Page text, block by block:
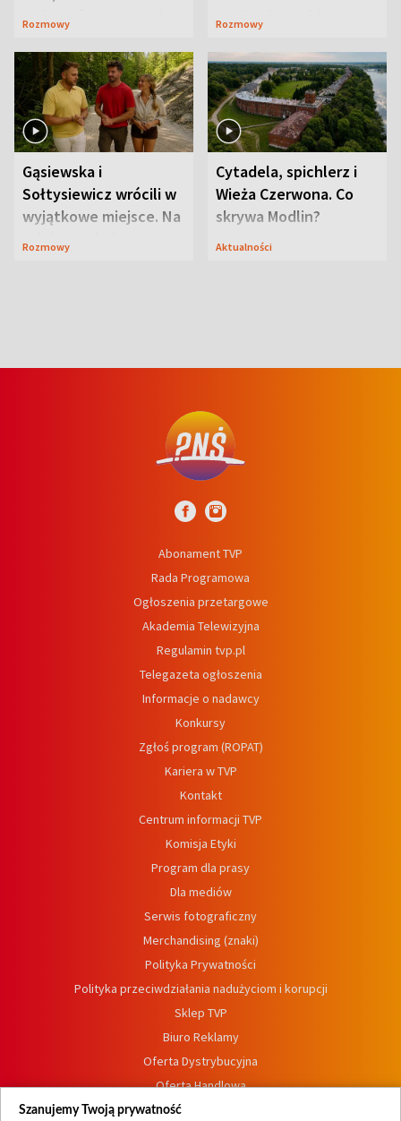
uwierzyć, co przeszła
Rozmowy
swoje niezwykłe
Rozmowy
Gąsiewska i
Sołtysiewicz wrócili w
wyjątkowe miejsce. Na
szlaku czekał
Rozmowy
Cytadela, spichlerz i
Wieża Czerwona. Co
skrywa Modlin?
Aktualności
Abonament TVP
Rada Programowa
Ogłoszenia przetargowe
Akademia Telewizyjna
Regulamin tvp.pl
Telegazeta ogłoszenia
Informacje o nadawcy
Konkursy
Zgłoś program (ROPAT)
Kariera w TVP
Kontakt
Centrum informacji TVP
Komisja Etyki
Program dla prasy
Dla mediów
Serwis fotograficzny
Merchandising (znaki)
Polityka Prywatności
Polityka przeciwdziałania nadużyciom i korupcji
Sklep TVP
Biuro Reklamy
Oferta Dystrybucyjna
Oferta Handlowa
Dostępność
Szanujemy Twoją prywatność